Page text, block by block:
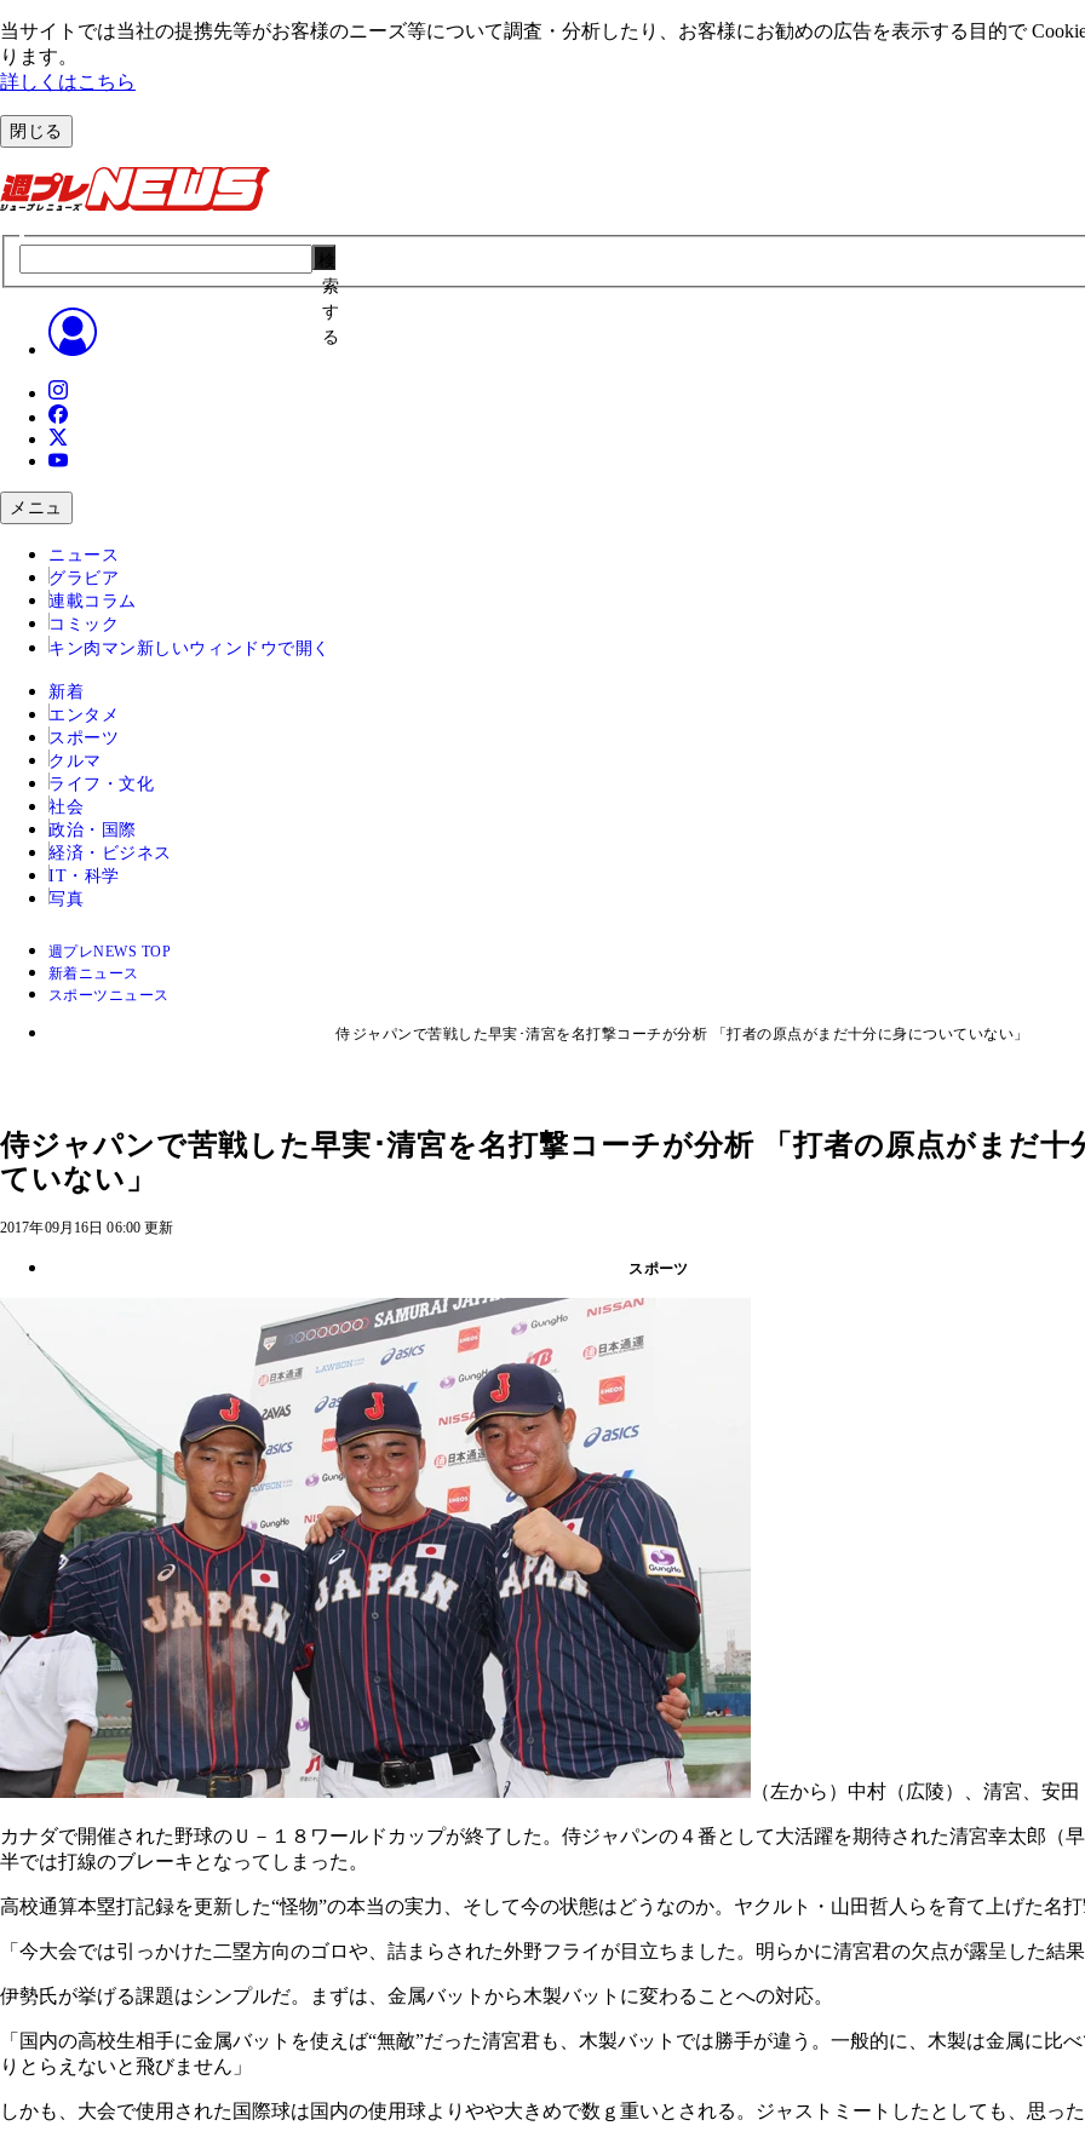
当サイトでは当社の提携先等がお客様のニーズ等について調査・分析したり、お客様にお勧めの広告を表⽰する⽬的で
ります。
詳しくはこちら
閉じる
索
す
る
メニュ
ニュース
グラビア
連載コラム
コミック
キン肉マン 新しいウィンドウで開く
新着
エンタメ
スポーツ
クルマ
ライフ・文化
社会
政治・国際
経済・ビジネス
IT・科学
写真
週プレNEWS TOP
新着ニュース
スポーツニュース
侍ジャパンで苦戦した早実･清宮を名打撃コーチが分析 「打者の原点がまだ十分に身についていない」
侍ジャパンで苦戦した早実･清宮を名打撃コーチが分析 「打者の原点がまだ十
ていない」
2017年09月16日 06:00 更新
スポーツ
（左から）中村（広陵）、清宮、安
カナダで開催された野球のＵ－１８ワールドカップが終了した。侍ジャパンの４番として大活躍を期待された清宮幸太郎（
半では打線のブレーキとなってしまった。
高校通算本塁打記録を更新した“怪物”の本当の実力、そして今の状態はどうなのか。ヤクルト・山田哲人らを育て上げた名
「今大会では引っかけた二塁方向のゴロや、詰まらされた外野フライが目立ちました。明らかに清宮君の欠点が露呈した結果
伊勢氏が挙げる課題はシンプルだ。まずは、金属バットから木製バットに変わることへの対応。
「国内の高校生相手に金属バットを使えば“無敵”だった清宮君も、木製バットでは勝手が違う。一般的に、木製は金属に
りとらえないと飛びません」
しかも、大会で使用された国際球は国内の使用球よりやや大きめで数ｇ重いとされる。ジャストミートしたとしても、思っ